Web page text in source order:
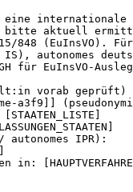
eine internationale
bitte aktuell
848 (EuInsVO).
IS), autonomes
für EuInsVO-
vorab geprüft)
a3f9]]
IPR):